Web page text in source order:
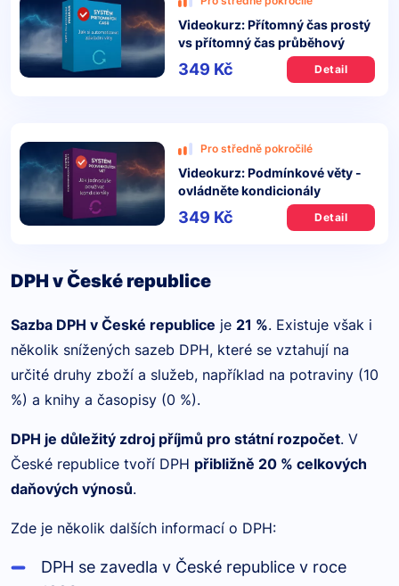
Videokurz: Přítomný čas prostý
vs přítomný čas průběhový
349 Kč Detail
Pro středně pokročilé
Videokurz: Podmínkové věty -
ovládněte kondicionály
349 Kč Detail
DPH v České republice
Sazba DPH v České republice je 21 %. Existuje však i
několik snížených sazeb DPH, které se vztahují na
určité druhy zboží a služeb, například na potraviny (10
%) a knihy a časopisy (0 %).
DPH je důležitý zdroj příjmů pro státní rozpočet. V
České republice tvoří DPH přibližně 20 % celkových
daňových výnosů.
Zde je několik dalších informací o DPH:
DPH se zavedla v České republice v roce